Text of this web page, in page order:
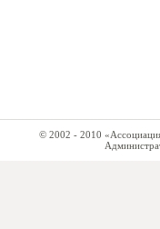
© 2002 - 2010 «Ассоциация